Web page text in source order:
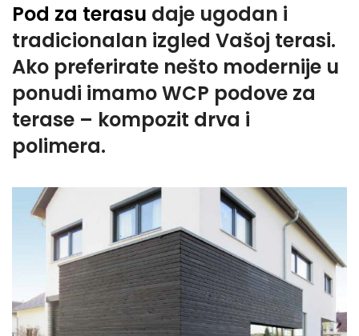
Pod za terasu daje ugodan i
tradicionalan izgled Vašoj terasi.
Ako preferirate nešto modernije u
ponudi imamo WCP podove za
terase – kompozit drva i
polimera.